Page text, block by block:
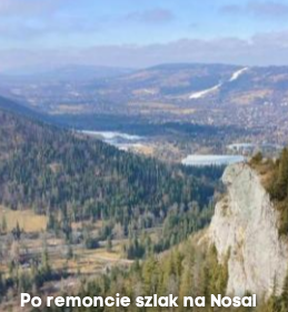
Po remoncie szlak na Nosal